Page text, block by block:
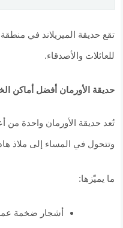
تقع حديقة الميريلاند في
للعائلات والأصدقاء.
حديقة الأورمان أفضل أماكن
تُعد حديقة الأورمان واحدة من
وتتحول في المساء إلى ملاذ
ما يميّزها:
أشجار ضخمة